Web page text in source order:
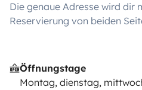
Die genaue Adresse wird dir
Reservierung von beiden
Öffnungstage
Montag, dienstag,